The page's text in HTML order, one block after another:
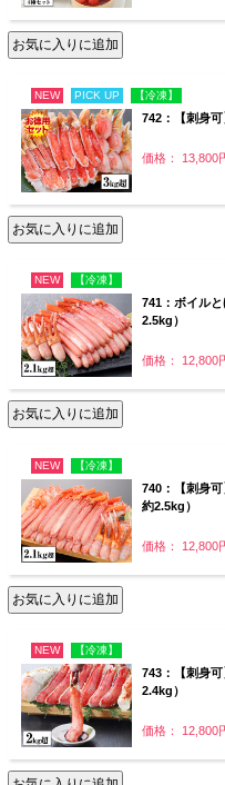
NEW PICK UP 【冷凍】
742：【刺身
価格： 13,800
NEW 【冷凍】
741：ボイル
2.5kg）
価格： 12,800
NEW 【冷凍】
740：【刺身
約2.5kg）
価格： 12,800
NEW 【冷凍】
743：【刺身
2.4kg）
価格： 12,800